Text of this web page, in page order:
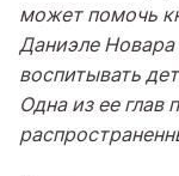
может помочь
Даниэле Новара
воспитывать
Одна из ее глав